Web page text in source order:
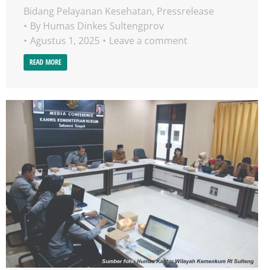
Bidang Pelayanan Kesehatan, Pressrelease
By Humas Dinkes Sultengprov
Agustus 1, 2025
Leave a comment
READ MORE